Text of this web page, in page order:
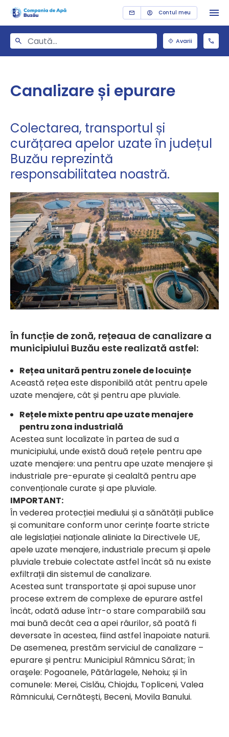
Contul meu
Avarii
Canalizare și epurare
Colectarea, transportul și
curățarea apelor uzate în județul
Buzău reprezintă
responsabilitatea noastră.
În funcție de zonă, rețeaua de canalizare a
municipiului Buzău este realizată astfel:
Rețea unitară pentru zonele de locuințe
Această rețea este disponibilă atât pentru apele
uzate menajere, cât și pentru ape pluviale.
Rețele mixte pentru ape uzate menajere
pentru zona industrială
Acestea sunt localizate în partea de sud a
municipiului, unde există două rețele pentru ape
uzate menajere: una pentru ape uzate menajere și
industriale pre-epurate și cealaltă pentru ape
convenționale curate și ape pluviale.
IMPORTANT:
În vederea protecției mediului și a sănătății publice
și comunitare conform unor cerințe foarte stricte
ale legislației naționale aliniate la Directivele UE,
apele uzate menajere, industriale precum și apele
pluviale trebuie colectate astfel încât să nu existe
exfiltrații din sistemul de canalizare.
Acestea sunt transportate și apoi supuse unor
procese extrem de complexe de epurare astfel
încât, odată aduse într-o stare comparabilă sau
mai bună decât cea a apei râurilor, să poată fi
deversate în acestea, fiind astfel înapoiate naturii.
De asemenea, prestăm serviciul de canalizare –
epurare și pentru: Municipiul Râmnicu Sărat; în
oraşele: Pogoanele, Pătârlagele, Nehoiu; și în
comunele: Merei, Cislău, Chiojdu, Topliceni, Valea
Râmnicului, Cernătești, Beceni, Movila Banului.